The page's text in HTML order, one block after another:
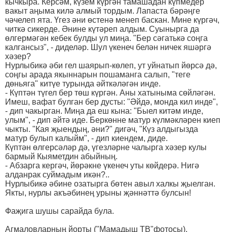
кычкыра. Керсәм, күзем күргән тамашадан күпмедер
вакыт аңыма килә алмый тордым. Лапаста бәрәңге
чәчелеп ята. Үгез әни өстенә менеп баскан. Мине күргәч,
читкә сикерде. Әнине күтәреп алдым. Суынырга да
өлгермәгән кебек булды ул миңа. "Бер сәгатькә соңга
калгансыз", - диделәр. Шул үкенеч белән ничек яшәргә
хәзер?
Нурлыбикә әби гел шаярып-көлеп, ут уйнатып йөрсә дә,
соңгы арада якыннарын пошаманга салып, "теге
дөньяга" китүе турында әйткәләгән инде.
- Күптән түгел бер төш күргән. Аны хатыныма сөйләгән.
Имеш, вафат булган бер дусты: "Әйдә, монда кил инде",
- дип чакырган. Миңа да еш кына: "Быел китәм инде,
улым", - дип әйтә иде. Беркөнне матур күлмәкләрен киеп
чыкты. "Кая җыендың, әни?" дигәч, "Күз алдыгызда
матур булып калыйм", - дип киендем, диде.
Күптән өлгерсәләр дә, үгезләрне чалырга хәзер кулы
бармый Кыяметдин абыйның.
- Абзарга кергәч, йөрәкне үкенеч уты көйдерә. Нигә
алданрак суймадым икән?..
Нурлыбикә әбине озатырга бөтен авыл халкы җыелган.
Якты, нурлы акъәбинең урыны җәннәттә булсын!
Фаҗига шушы сарайда була.
Агмаловларның йорты ("Мамадыш ТВ"фотосы).